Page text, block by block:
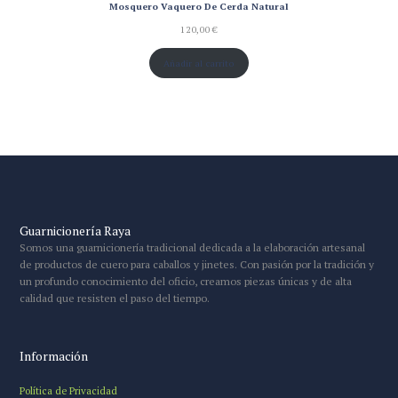
Mosquero Vaquero De Cerda Natural
120,00€
Añadir al carrito
Guarnicionería Raya
Somos una guarnicionería tradicional dedicada a la elaboración artesanal
de productos de cuero para caballos y jinetes. Con pasión por la tradición y
un profundo conocimiento del oficio, creamos piezas únicas y de alta
calidad que resisten el paso del tiempo.
Información
Política de Privacidad